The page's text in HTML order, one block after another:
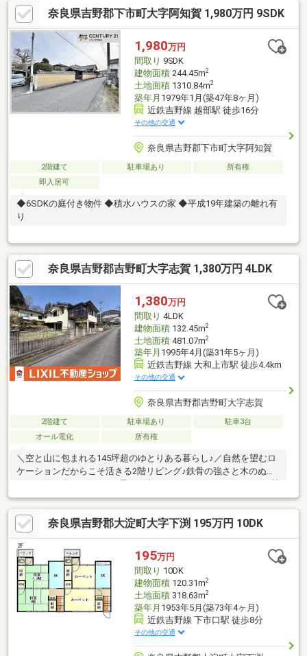
奈良県吉野郡下市町大字阿知賀 1,980万円 9SDK
1,980万円
間取り 9SDK
建物面積244.45m2
土地面積1310.84m2
築年月 1979年1月(築47年8ヶ月)
近鉄吉野線 越部駅 徒歩16分
その他の交通
奈良県吉野郡下市町大字阿知賀
2階建て 駐車場あり
所有権
即入居可
◆6SDKの庭付き物件 ◆積水ハウスの家 ◆平成19年建築の離れ有
り
奈良県吉野郡吉野町大字志賀 1,380万円 4LDK
1,380万円
間取り 4LDK
建物面積132.45m2
土地面積481.07m2
築年月 1995年4月(築31年5ヶ月)
近鉄吉野線 大和上市駅 徒歩4.4km
その他の交通
奈良県吉野郡吉野町大字志賀
2階建て 駐車場あり
駐車3台
オール電化
所有権
＼空と山に包まれる145坪超のゆとりある暮らし♪／自然を望むロ
ケーションだからこそ活きる2階リビング♪鉄骨の強さと木のぬく
タイムを(^^)/
奈良県吉野郡大淀町大字下渕 195万円 10DK
195万円
間取り 10DK
建物面積120.31m2
土地面積318.63m2
築年月 1953年5月(築73年4ヶ月)
近鉄吉野線 下市口駅 徒歩8分
その他の交通